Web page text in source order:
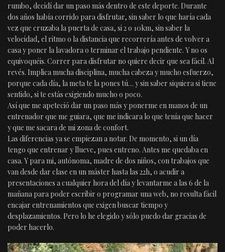
rumbo, decidí dar un paso más dentro de este deporte. Durante
dos años había corrido para disfrutar, sin saber lo que haría cada
vez que cruzaba la puerta de casa, si 2 o 10km, sin saber la
velocidad, el ritmo o la distancia que recorrería antes de volver a
casa y poner la lavadora o terminar el trabajo pendiente. Y no os
equivoquéis. Correr para disfrutar no quiere decir que sea fácil. Al
revés. Implica mucha disciplina, mucha cabeza y mucho esfuerzo,
porque cada día, la meta te la pones tú… y sin saber siquiera si tiene
sentido, si te estás exigiendo mucho o poco.
Así que me apeteció dar un paso más y ponerme en manos de un
entrenador que me guiara, que me indicara lo que tenía que hacer
y que me sacara de mi zona de confort.
Las diferencias ya se empiezan a notar. De momento, si un día
tengo que entrenar y llueve, pues entreno. Antes me quedaba en
casa. Y para mi, autónoma, madre de dos niños, con trabajos que
van desde dar clase en un máster hasta las 22h, o acudir a
presentaciones a cualquier hora del día y levantarme a las 6 de la
mañana para poder escribir o programar una web, no resulta fácil
encajar entrenamientos que exigen buscar tiempo y
desplazamientos. Pero lo he elegido y sólo puedo dar gracias de
poder hacerlo.